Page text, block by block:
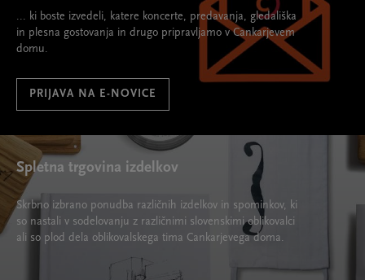
... ki boste izvedeli, katere koncerte, predavanja, gledališka
in plesna gostovanja in drugo pripravljamo v Cankarjevem
domu.
PRIJAVA NA E-NOVICE
Spletna trgovina izdelkov
Skrbno izbrano ponudba različnih izdelkov in spominkov, ki
so nastali v sodelovanju z različnimi slovenskimi oblikovalci
ali so plod dela oblikovalskega tima Cankarjevega doma.